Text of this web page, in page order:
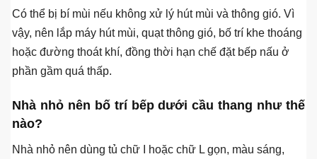
thông gió, giữ bếp khô sạch và bố trí bếp nấu ở phần đủ
cao.
Nên dùng vật liệu gì cho tủ bếp dưới gầm cầu
Nên ưu tiên vật liệu chống ẩm như inox 304, nhựa
Picomat hoặc cấu hình phối vật liệu cho khoang chậu.
Phần cánh có thể dùng Acrylic, Laminate, cánh kính, cánh